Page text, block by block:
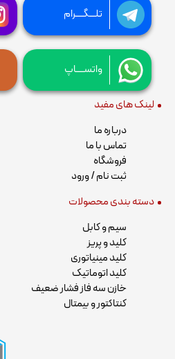
تلـــگــــرام
واتســــاپ
لینک های مفید
درباره ما
تماس با ما
فروشگاه
ثبت نام / ورود
دسته بندی محصولات
سیم و کابل
کلید و پریز
کلید مینیاتوری
کلید اتوماتیک
خازن سه فاز فشار ضعیف
کنتاکتور و بیمتال